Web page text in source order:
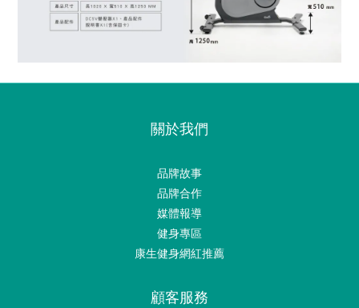
關於我們
品牌故事
品牌合作
媒體報導
健身專區
康生健身網紅推薦
顧客服務